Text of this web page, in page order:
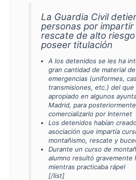
La Guardia Civil
personas por
rescate de alto
poseer titulación
A los detenidos se les ha
gran cantidad de material de
emergencias (uniformes,
transmisiones, etc.) del que
apropiado en algunos
Madrid, para posteriormente
comercializarlo por Internet
Los detenidos habían
asociación que impartía
montañismo, rescate y
Durante un curso de
alumno resultó gravemente
mientras practicaba rápel
[/list]